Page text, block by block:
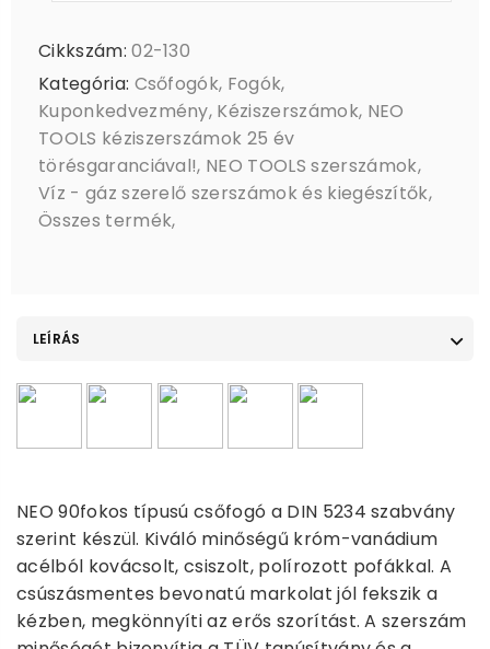
Cikkszám:02-130
Kategória: Csőfogók, Fogók,
Kuponkedvezmény, Kéziszerszámok, NEO
TOOLS kéziszerszámok 25 év
törésgaranciával!, NEO TOOLS szerszámok,
Víz - gáz szerelő szerszámok és kiegészítők,
Összes termék,
LEÍRÁS
NEO 90fokos típusú csőfogó a DIN 5234 szabvány
szerint készül. Kiváló minőségű króm-vanádium
acélból kovácsolt, csiszolt, polírozott pofákkal. A
csúszásmentes bevonatú markolat jól fekszik a
kézben, megkönnyíti az erős szorítást. A szerszám